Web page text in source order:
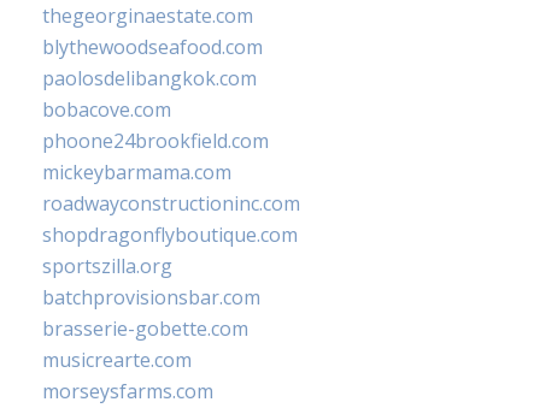
thegeorginaestate.com
blythewoodseafood.com
paolosdelibangkok.com
bobacove.com
phoone24brookfield.com
mickeybarmama.com
roadwayconstructioninc.com
shopdragonflyboutique.com
sportszilla.org
batchprovisionsbar.com
brasserie-gobette.com
musicrearte.com
morseysfarms.com